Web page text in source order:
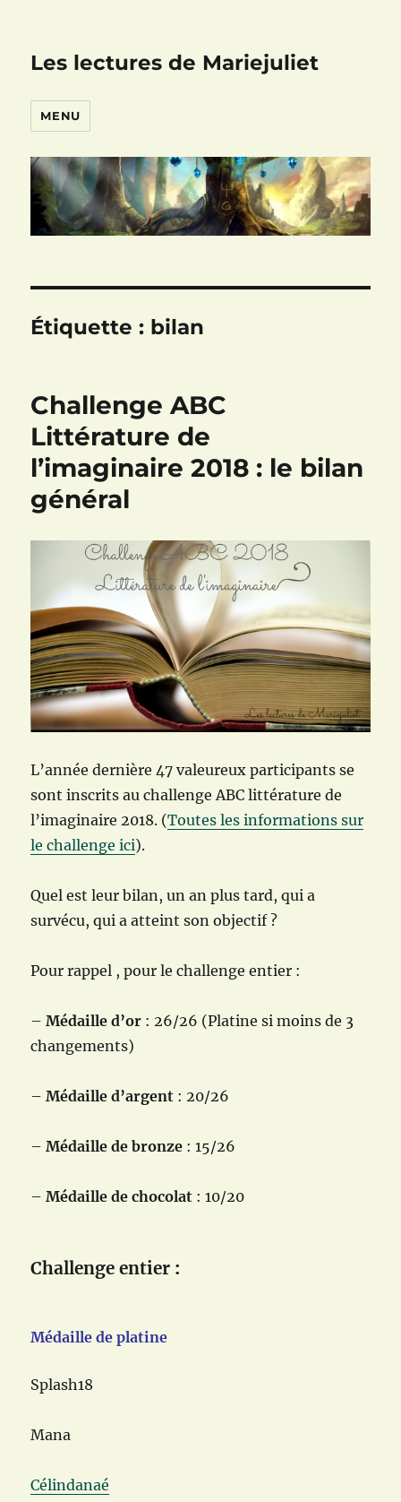
Les lectures de Mariejuliet
MENU
Étiquette : bilan
Challenge ABC
Littérature de
l’imaginaire 2018 : le bilan
général
L’année dernière 47 valeureux participants se
sont inscrits au challenge ABC littérature de
l’imaginaire 2018. (Toutes les informations sur
le challenge ici).
Quel est leur bilan, un an plus tard, qui a
survécu, qui a atteint son objectif ?
Pour rappel , pour le challenge entier :
–Médaille d’or : 26/26 (Platine si moins de 3
changements)
–Médaille d’argent : 20/26
–Médaille de bronze : 15/26
–Médaille de chocolat : 10/20
Challenge entier :
Médaille de platine
Splash18
Mana
Célindanaé